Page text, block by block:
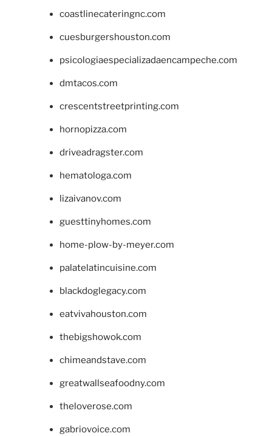
coastlinecateringnc.com
cuesburgershouston.com
psicologiaespecializadaencampeche.com
dmtacos.com
crescentstreetprinting.com
hornopizza.com
driveadragster.com
hematologa.com
lizaivanov.com
guesttinyhomes.com
home-plow-by-meyer.com
palatelatincuisine.com
blackdoglegacy.com
eatvivahouston.com
thebigshowok.com
chimeandstave.com
greatwallseafoodny.com
theloverose.com
gabriovoice.com